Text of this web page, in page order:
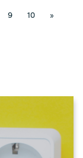
9 10 »